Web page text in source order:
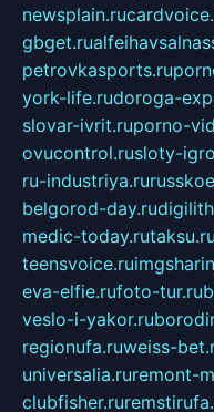
newsplain.ru
gbget.ru
petrovkasports.ru
york-life.rudoroga-
slovar-ivrit.ruporno-
ovucontrol.rusloty-
ru-industriya.ru
belgorod-day.ru
medic-today.rutaksu.ru
teensvoice.ru
eva-elfie.rufoto-tur.ru
veslo-i-yakor.ru
regionufa.ruweiss-
universalia.ruremont-
clubfisher.ru